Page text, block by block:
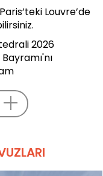
Louvre’de
2026